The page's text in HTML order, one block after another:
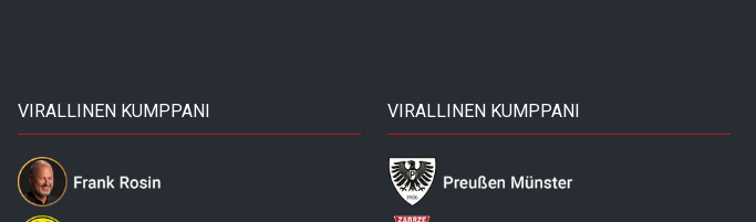
VIRALLINEN KUMPPANI VIRALLINEN KUMPPANI